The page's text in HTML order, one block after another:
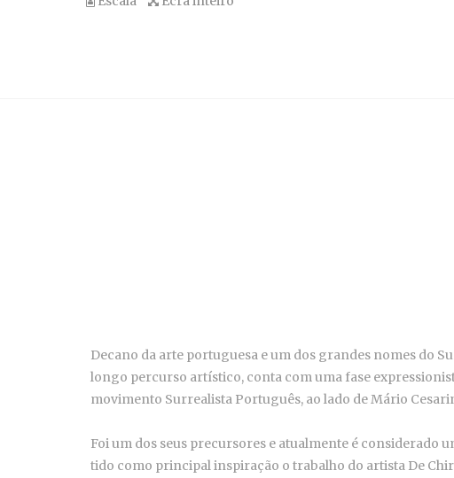
Decano da arte portuguesa e um dos grandes nomes do
longo percurso artístico, conta com uma fase
movimento Surrealista Português, ao lado de Mário
Foi um dos seus precursores e atualmente é considerado
tido como principal inspiração o trabalho do artista De